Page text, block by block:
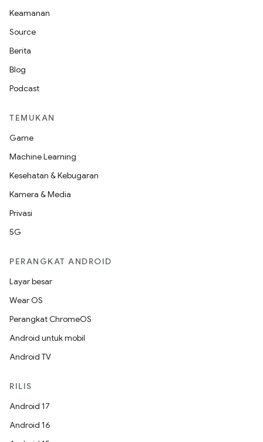
Keamanan
Source
Berita
Blog
Podcast
TEMUKAN
Game
Machine Learning
Kesehatan & Kebugaran
Kamera & Media
Privasi
5G
PERANGKAT ANDROID
Layar besar
Wear OS
Perangkat ChromeOS
Android untuk mobil
Android TV
RILIS
Android 17
Android 16